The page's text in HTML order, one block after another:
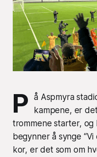
P
å Aspmyra
kampene, er
trommene starter,
begynner å synge
kor, er det som om